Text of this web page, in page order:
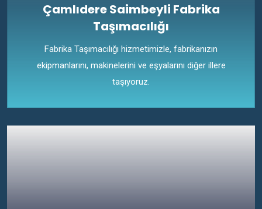
Çamlıdere Saimbeyli Fabrika
Taşımacılığı
Fabrika Taşımacılığı hizmetimizle, fabrikanızın
ekipmanlarını, makinelerini ve eşyalarını diğer illere
taşıyoruz.